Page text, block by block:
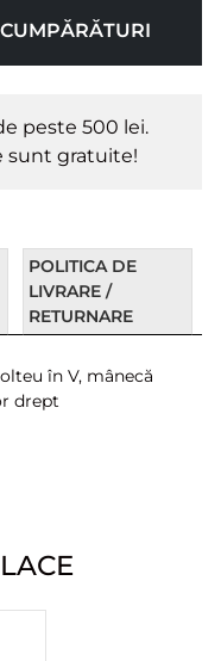
peste 500 lei.
sunt gratuite!
POLITICA DE
LIVRARE /
RETURNARE
în V, mânecă
drept